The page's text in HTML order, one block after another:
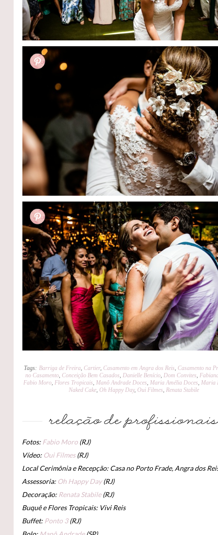
Tags: Barriga de Freira, Cartier, Casamento em Angra dos Reis, Casamento na
no Casamento, Conceição Bem Casados, Danielle Benício, Dom Convites,
Fabio Moro, Flores Tropicais, Manô Andrade Doces, Maria Amélia Doces, Maria
Naked Cake, Oh Happy Day, Oui Filmes, Renata Stabile
Fotos: Fabio Moro (RJ)
Vídeo: Oui Filmes(RJ)
Local Cerimônia e Recepção: Casa no Porto Frade, Angra dos
Assessoria: Oh Happy Day(RJ)
Decoração: Renata Stabile(RJ)
Buquê e Flores Tropicais: Vivi Reis
Buffet: Ponto 3(RJ)